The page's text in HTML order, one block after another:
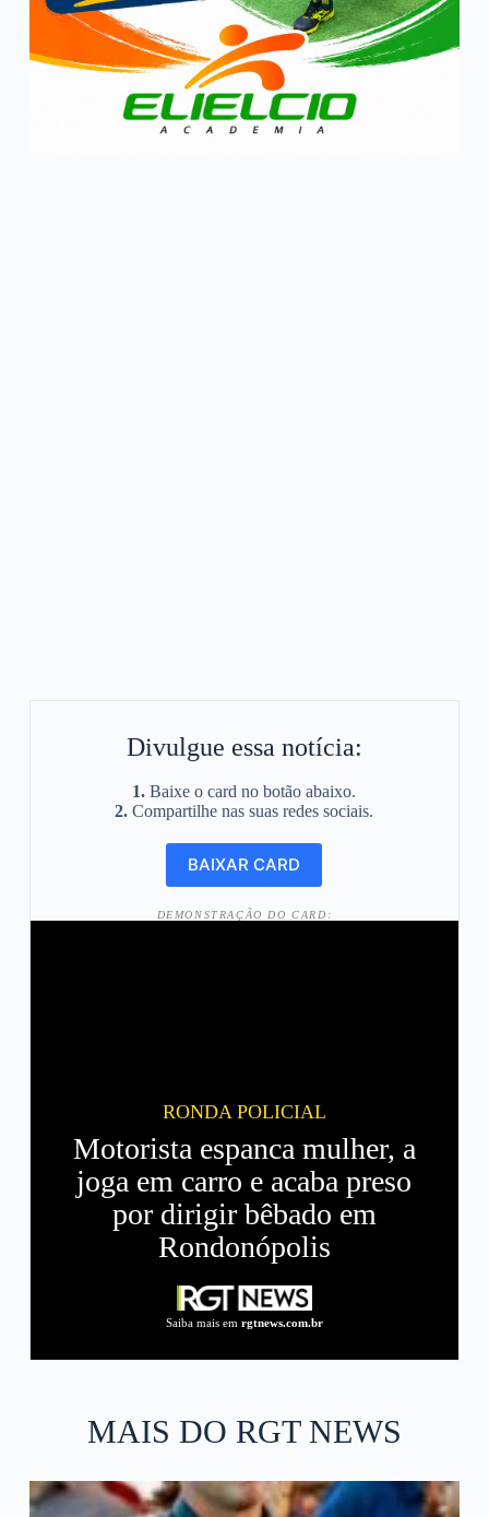
Divulgue essa notícia:
1. Baixe o card no botão abaixo.
2. Compartilhe nas suas redes sociais.
DEMONSTRAÇÃO DO CARD:
RONDA POLICIAL
Motorista espanca mulher, a
joga em carro e acaba preso
por dirigir bêbado em
Rondonópolis
Saiba mais em rgtnews.com.br
MAIS DO RGT NEWS